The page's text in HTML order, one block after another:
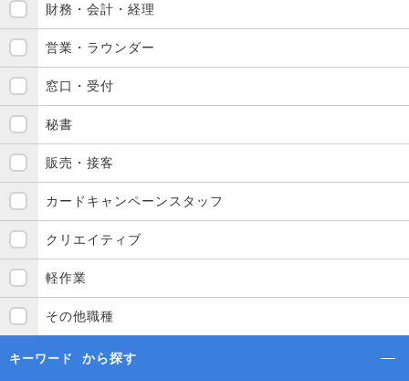
財務・会計・経理
営業・ラウンダー
窓口・受付
秘書
販売・接客
カードキャンペーンスタッフ
クリエイティブ
軽作業
その他職種
キーワード から探す